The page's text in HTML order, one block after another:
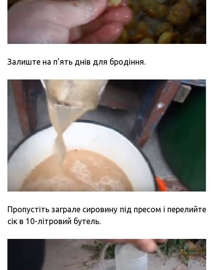
Залиште на п’ять днів для бродіння.
Пропустіть заграле сировину під пресом і перелийте
сік в 10-літровий бутель.